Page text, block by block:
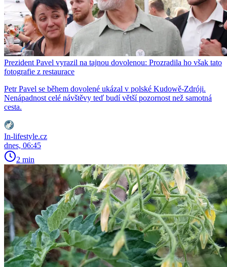
Prezident Pavel vyrazil na tajnou dovolenou: Prozradila ho však tato
fotografie z restaurace
Petr Pavel se během dovolené ukázal v polské Kudowě-Zdróji.
Nenápadnost celé návštěvy teď budí větší pozornost než samotná
cesta.
In-lifestyle.cz
dnes, 06:45
2 min